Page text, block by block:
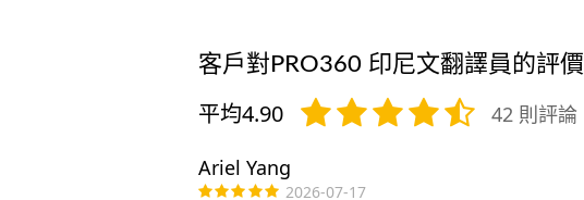
客戶對PRO360 印尼文翻譯員的評價
平均4.90 42 則評論
Ariel Yang
2026-07-17